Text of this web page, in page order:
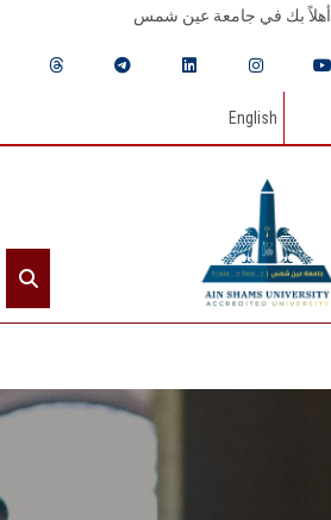
أهلاً بك في جامعة عين شمس
English
الرئيسيـة